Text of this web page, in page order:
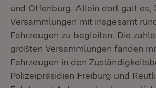
und Offenburg. Allein dort galt es,
Versammlungen mit insgesamt
Fahrzeugen zu begleiten. Die
größten Versammlungen fanden
Fahrzeugen in den
Polizeipräsidien Freiburg und